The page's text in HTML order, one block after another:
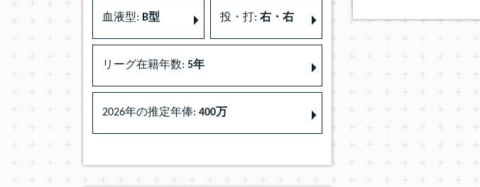
血液型: B型 投・打: 右・右
リーグ在籍年数: 5年
2026年の推定年俸: 400万